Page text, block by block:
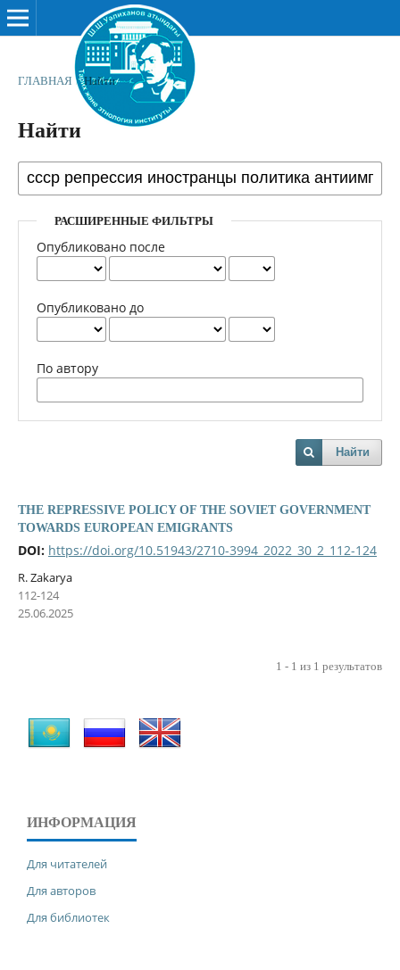
ГЛАВНАЯ / Найти
Найти
РАСШИРЕННЫЕ ФИЛЬТРЫ
Опубликовано после
Опубликовано до
По автору
Найти
THE REPRESSIVE POLICY OF THE SOVIET GOVERNMENT
TOWARDS EUROPEAN EMIGRANTS
DOI: https://doi.org/10.51943/2710-3994_2022_30_2_112-124
R. Zakarya
112-124
25.06.2025
1 - 1 из 1 результатов
ИНФОРМАЦИЯ
Для читателей
Для авторов
Для библиотек